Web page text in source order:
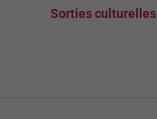
Sorties culturelles